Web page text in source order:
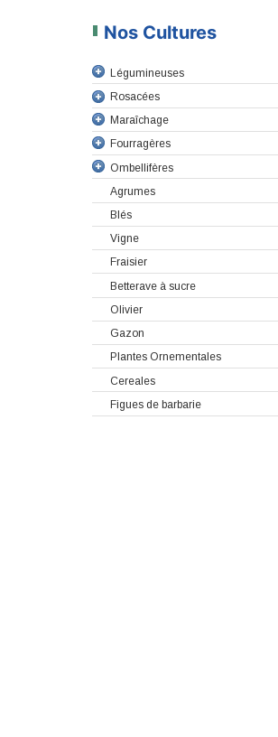
Nos Cultures
Légumineuses
Rosacées
Maraîchage
Fourragères
Ombellifères
Agrumes
Blés
Vigne
Fraisier
Betterave à sucre
Olivier
Gazon
Plantes Ornementales
Cereales
Figues de barbarie